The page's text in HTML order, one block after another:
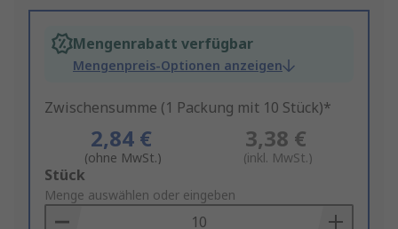
Mengenrabatt verfügbar
Mengenpreis-Optionen anzeigen
Zwischensumme (1 Packung mit 10 Stück)*
2,84 €
(ohne MwSt.)
3,38 €
(inkl. MwSt.)
Add
to
Basket
Stück
Menge auswählen oder eingeben